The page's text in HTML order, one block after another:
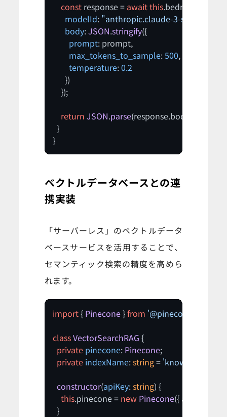
const response = awaitthis.bedrockClient
modelId: "anthropic.claude-3-sonnet"
body: JSON.stringify({
prompt: prompt,
max_tokens_to_sample: 500,
temperature: 0.2
      })
    });
return JSON.parse(response.body
  }
}
ベクトルデータベースとの連
携実装
「サーバーレス」のベクトルデータ
ベースサービスを活用することで、
セマンティック検索の精度を高めら
れます。
import { Pinecone } from '@pinecone-
classVectorSearchRAG {
private pinecone: Pinecone;
private indexName: string = 'knowledge-
constructor(apiKey: string) {
this.pinecone = new Pinecone({ apiKey });
  }